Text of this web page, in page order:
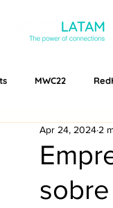
MWC22
Conecta Latam
Apr 24, 2024 2